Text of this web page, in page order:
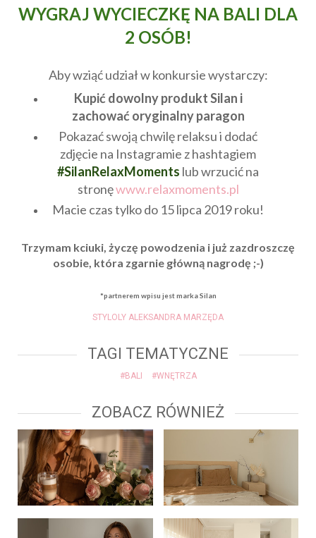
WYGRAJ WYCIECZKĘ NA BALI DLA
2 OSÓB!
Aby wziąć udział w konkursie wystarczy:
Kupić dowolny produkt Silan i
zachować oryginalny paragon
Pokazać swoją chwilę relaksu i dodać
zdjęcie na Instagramie z hashtagiem
#SilanRelaxMoments lub wrzucić na
stronęwww.relaxmoments.pl
Macie czas tylko do 15 lipca 2019 roku!
Trzymam kciuki, życzę powodzenia i już zazdroszczę
osobie, która zgarnie główną nagrodę ;-)
*partnerem wpisu jest marka Silan
STYLOLY ALEKSANDRA MARZĘDA
TAGI TEMATYCZNE
#BALI #WNĘTRZA
ZOBACZ RÓWNIEŻ